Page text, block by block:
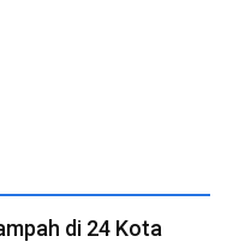
di 24 Kota